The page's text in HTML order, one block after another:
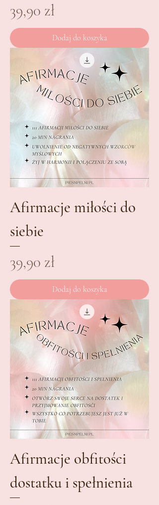
Cena
39,90 zł
Dodaj do koszyka
Afirmacje miłości do
siebie
Cena
39,90 zł
Dodaj do koszyka
Afirmacje obfitości
dostatku i spełnienia